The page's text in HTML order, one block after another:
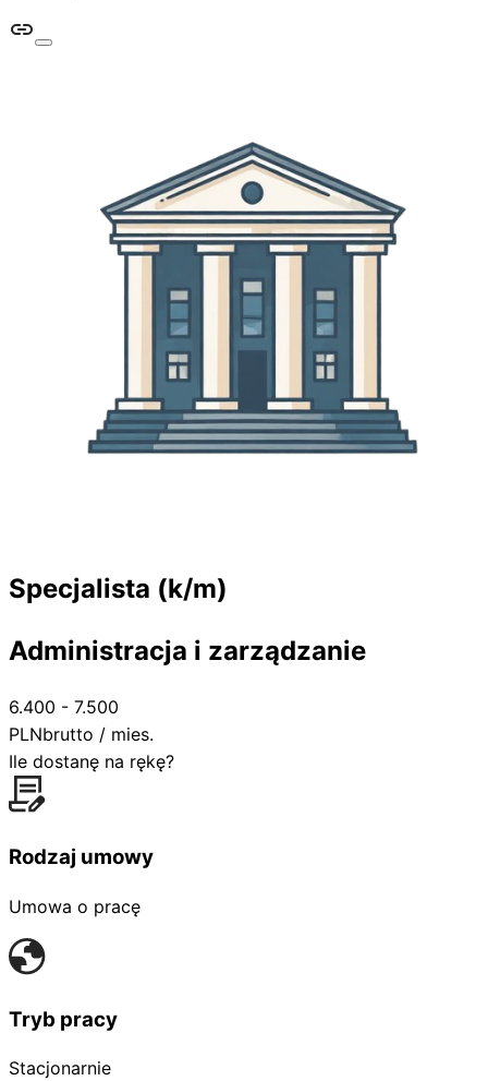
Specjalista (k/m)
Administracja i zarządzanie
6.400 - 7.500
PLNbrutto / mies.
Ile dostanę na rękę?
Rodzaj umowy
Umowa o pracę
Tryb pracy
Stacjonarnie